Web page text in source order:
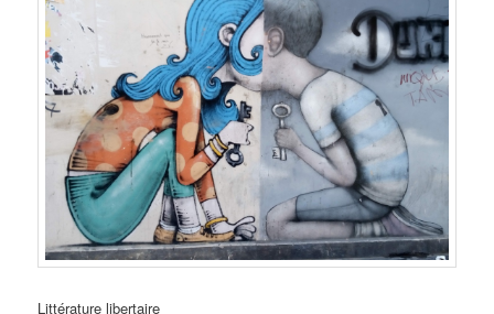
Littérature libertaire